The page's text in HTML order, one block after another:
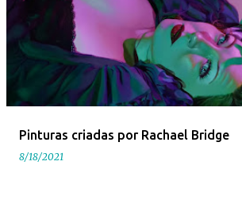
Pinturas criadas por Rachael Bridge
8/18/2021